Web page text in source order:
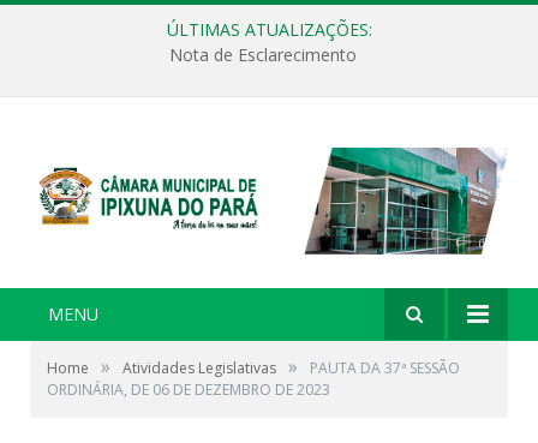
ÚLTIMAS ATUALIZAÇÕES:
Nota de Esclarecimento
MENU
Home » Atividades Legislativas »
PAUTA DA 37ª SESSÃO
ORDINÁRIA, DE 06 DE DEZEMBRO DE 2023